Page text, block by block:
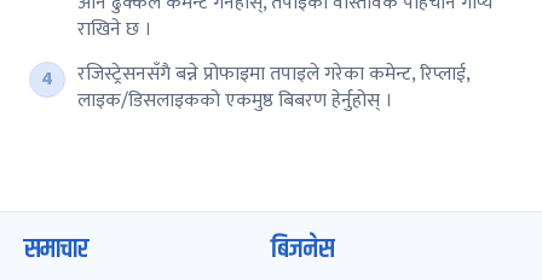
राखिने छ ।
रजिस्ट्रेसनसँगै बन्ने प्रोफाइमा तपाइले गरेका कमेन्ट, रिप्लाई,
लाइक/डिसलाइकको एकमुष्ठ बिबरण हेर्नुहोस् ।
समाचार बिजनेस